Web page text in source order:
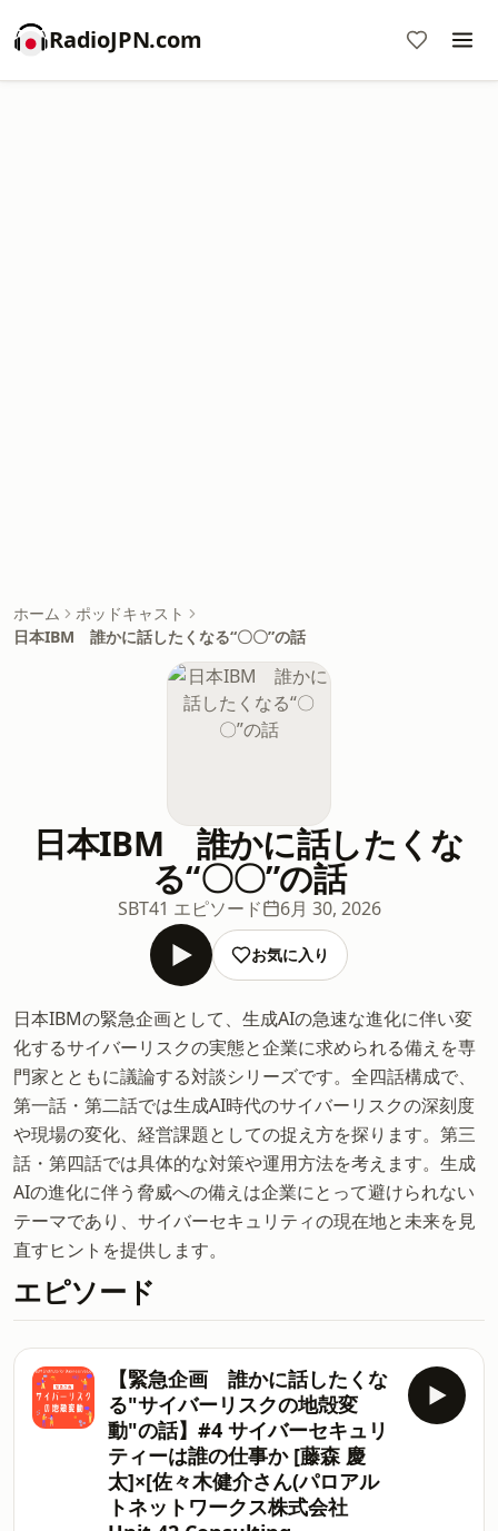
RadioJPN.com
ホーム
ポッドキャスト
日本IBM 誰かに話したくなる“〇〇”の話
日本IBM 誰かに話したくな
る“〇〇”の話
SBT41 エピソード 6月 30, 2026
お気に入り
日本IBMの緊急企画として、生成AIの急速な進化に伴い変
化するサイバーリスクの実態と企業に求められる備えを専
門家とともに議論する対談シリーズです。全四話構成で、
第一話・第二話では生成AI時代のサイバーリスクの深刻度
や現場の変化、経営課題としての捉え方を探ります。第三
話・第四話では具体的な対策や運用方法を考えます。生成
AIの進化に伴う脅威への備えは企業にとって避けられない
テーマであり、サイバーセキュリティの現在地と未来を見
直すヒントを提供します。
エピソード
【緊急企画 誰かに話したくな
る"サイバーリスクの地殻変
動"の話】#4 サイバーセキュリ
ティーは誰の仕事か [藤森 慶
太]×[佐々木健介さん(パロアル
トネットワークス株式会社